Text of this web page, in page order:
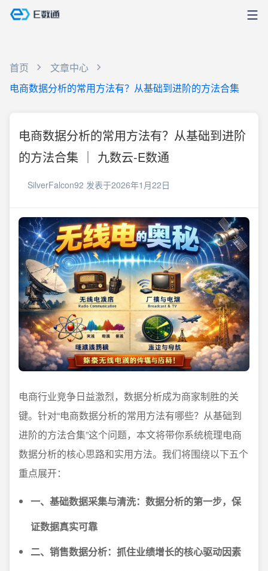
首页
文章中心
电商数据分析的常用方法有？从基础到进阶的方法合集
电商数据分析的常用方法有？从基础到进阶
的方法合集 ｜ 九数云-E数通
SilverFalcon92 发表于2026年1月22日
电商行业竞争日益激烈，数据分析成为商家制胜的关
键。针对“电商数据分析的常用方法有哪些？从基础到
进阶的方法合集”这个问题，本文将带你系统梳理电商
数据分析的核心思路和实用方法。我们将围绕以下五个
重点展开：
一、基础数据采集与清洗：数据分析的第一步，保
证数据真实可靠
二、销售数据分析：抓住业绩增长的核心驱动因素